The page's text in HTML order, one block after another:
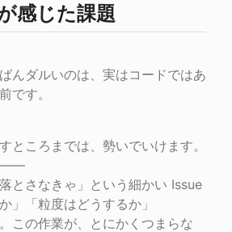
感じた課題
んダルいのは、実はコードではあ
です。
ところまでは、勢いでいけます。
――
とさなきゃ」という細かい Issue
」「粒度はどうするか」
この作業が、とにかくつまらな